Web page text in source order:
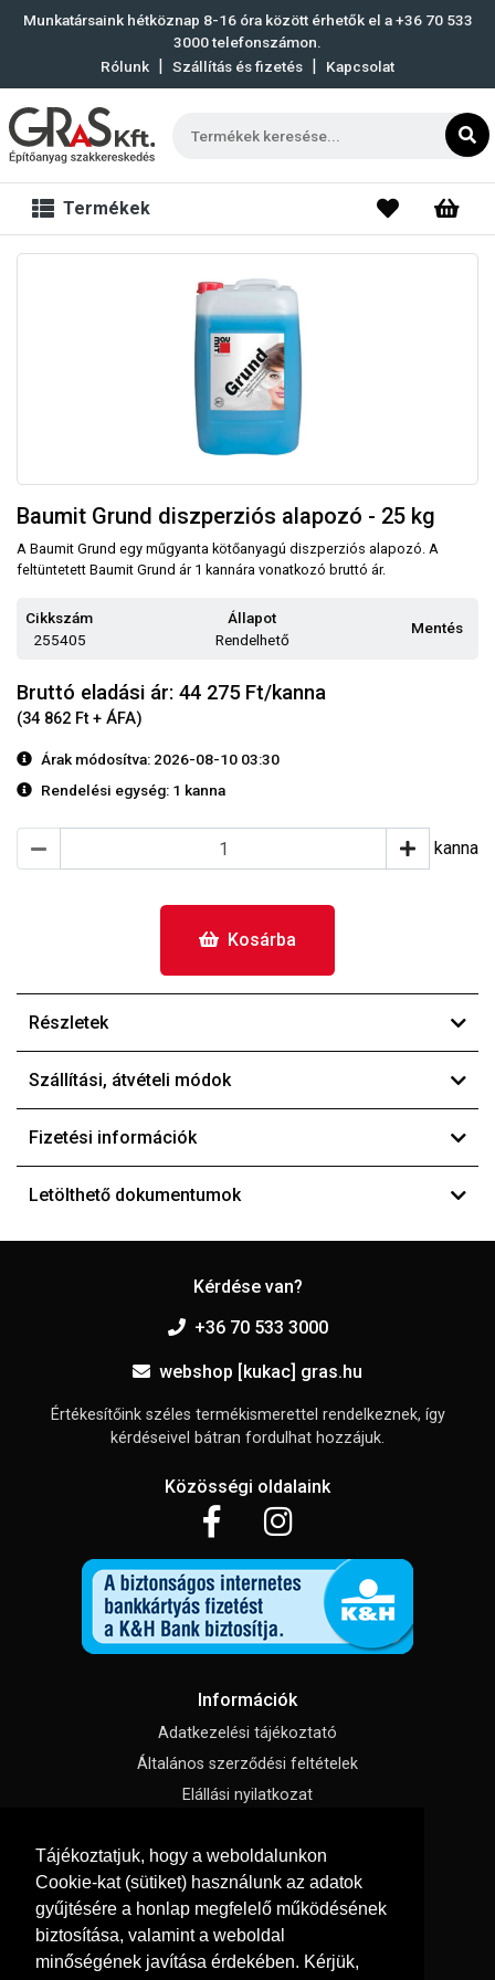
Tájékoztatjuk, hogy a weboldalunkon
Cookie-kat (sütiket) használunk az adatok
gyűjtésére a honlap megfelelő működésének
biztosítása, valamint a weboldal
minőségének javítása érdekében. Kérjük,
Munkatársaink hétköznap 8-16 óra között érhetők el a+36 70 533
3000telefonszámon.
Rólunk | Szállítás és fizetés | Kapcsolat
Termékek
Baumit Grund diszperziós alapozó - 25 kg
A Baumit Grund egy műgyanta kötőanyagú diszperziós alapozó. A
feltüntetett Baumit Grund ár 1 kannára vonatkozó bruttó ár.
Cikkszám
255405
Állapot
Rendelhető
Mentés
Bruttó eladási ár: 44 275Ft/kanna
(34 862 Ft + ÁFA)
Árak módosítva: 2026-08-10 03:30
Rendelési egység: 1 kanna
kanna
Kosárba
Részletek
Szállítási, átvételi módok
Fizetési információk
Letölthető dokumentumok
Kérdése van?
+36 70 533 3000
webshop [kukac] gras.hu
Értékesítőink széles termékismerettel rendelkeznek, így
kérdéseivel bátran fordulhat hozzájuk.
Közösségi oldalaink
Információk
Adatkezelési tájékoztató
Általános szerződési feltételek
Elállási nyilatkozat
Süti beállítások
Menü
Szakmai tippek / Újdonságok